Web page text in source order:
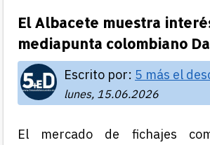
El Albacete muestra
mediapunta colombiano
Escrito por: 5 más el
lunes, 15.06.2026
El mercado de fichajes